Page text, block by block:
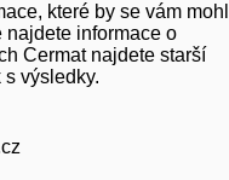
které by se vám
najdete informace o
Cermat najdete starší
výsledky.